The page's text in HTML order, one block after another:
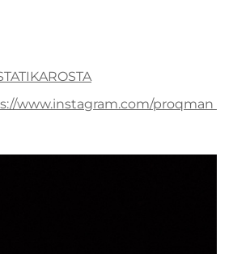
www.instagram.com/proqman